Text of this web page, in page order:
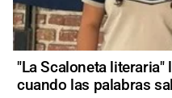
"La Scaloneta
cuando las palabras